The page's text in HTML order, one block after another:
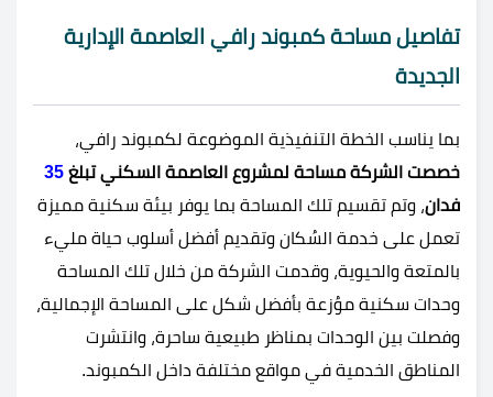
تفاصيل مساحة كمبوند رافي العاصمة الإدارية
الجديدة
بما يناسب الخطة التنفيذية الموضوعة لكمبوند رافي،
خصصت الشركة مساحة لمشروع العاصمة السكني تبلغ 35
فدان، وتم تقسيم تلك المساحة بما يوفر بيئة سكنية مميزة
تعمل على خدمة السُكان وتقديم أفضل أسلوب حياة مليء
بالمتعة والحيوية، وقدمت الشركة من خلال تلك المساحة
وحدات سكنية موُزعة بأفضل شكل على المساحة الإجمالية،
وفصلت بين الوحدات بمناظر طبيعية ساحرة، وانتشرت
المناطق الخدمية في مواقع مختلفة داخل الكمبوند.